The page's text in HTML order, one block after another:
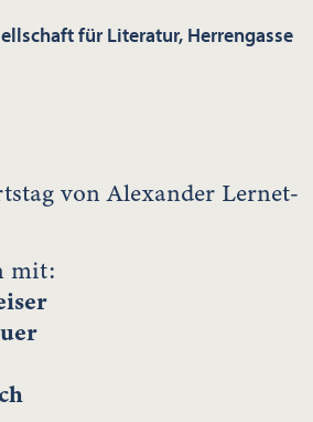
für Literatur, Herrengasse
von Alexander Lernet-
mit: